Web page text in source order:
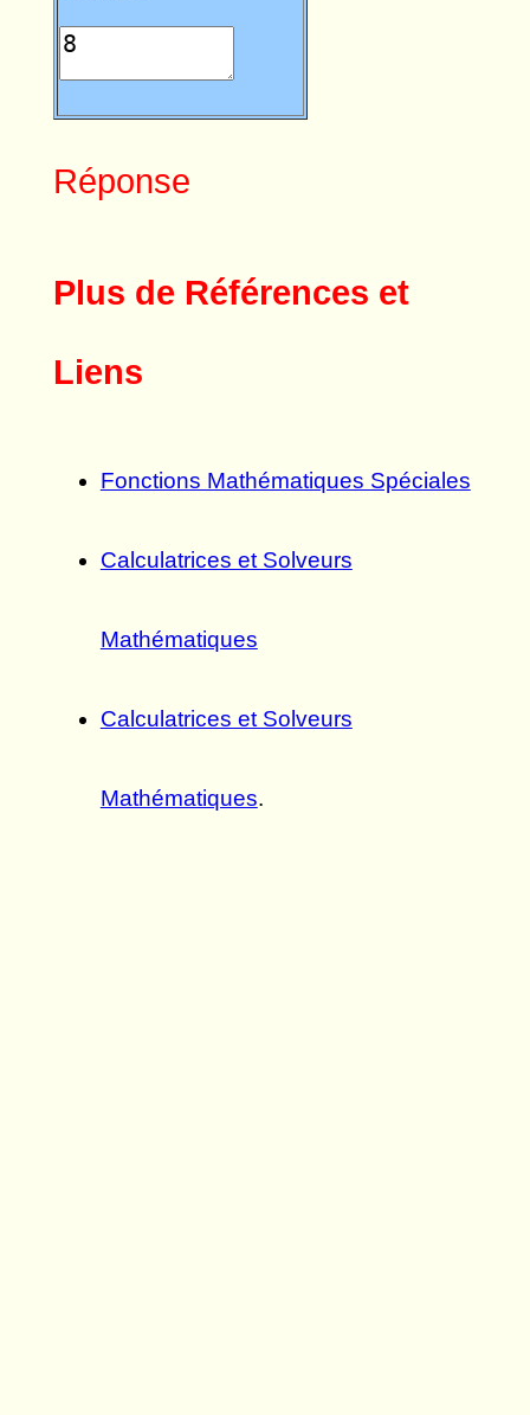
Réponse
Plus de Références et
Liens
Fonctions Mathématiques Spéciales
Calculatrices et Solveurs
Mathématiques
Calculatrices et Solveurs
Mathématiques.